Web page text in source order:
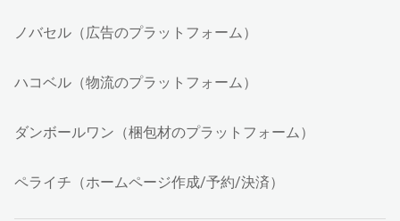
ノバセル（広告のプラットフォーム）
ハコベル（物流のプラットフォーム）
ダンボールワン（梱包材のプラットフォーム）
ペライチ（ホームページ作成/予約/決済）